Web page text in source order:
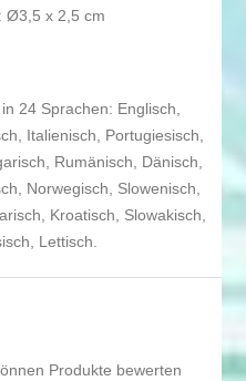
Ø3,5 x 2,5 cm
24 Sprachen: Englisch,
Italienisch, Portugiesisch,
Rumänisch, Dänisch,
Norwegisch, Slowenisch,
Kroatisch, Slowakisch,
Lettisch.
Produkte bewerten